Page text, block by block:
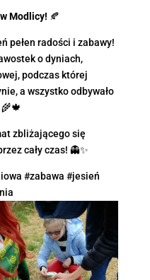
Modlicy! 🍂
pełen radości i zabawy!
o dyniach,
podczas której
a wszystko odbywało
zbliżającego się
cały czas! 👻✨
#zabawa #jesień